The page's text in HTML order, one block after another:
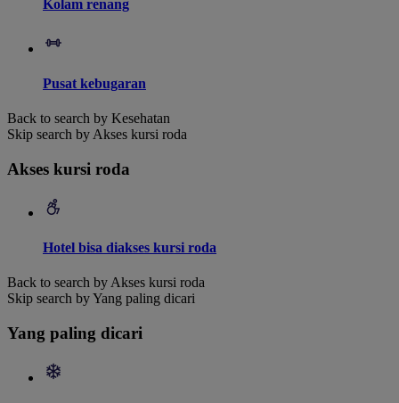
Kolam renang
Pusat kebugaran
Back to search by Kesehatan
Skip search by Akses kursi roda
Akses kursi roda
Hotel bisa diakses kursi roda
Back to search by Akses kursi roda
Skip search by Yang paling dicari
Yang paling dicari